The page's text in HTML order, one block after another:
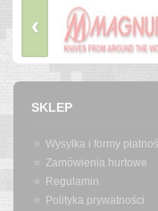
‹
SKLEP
Wysyłka i formy
Zamówienia hurtowe
Regulamin
Polityka prywatności